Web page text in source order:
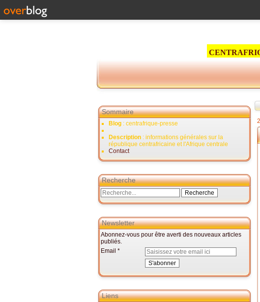
Sommaire
Blog : centrafrique-presse
Description : informations générales sur la
république centrafricaine et l'Afrique centrale
Contact
Recherche
Newsletter
Abonnez-vous pour être averti des nouveaux articles
publiés.
Email
Liens